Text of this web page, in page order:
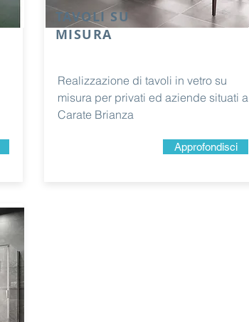
TAVOLI SU
MISURA
Realizzazione di tavoli in vetro su
misura per privati ed aziende situati a
Carate Brianza
Approfondisci